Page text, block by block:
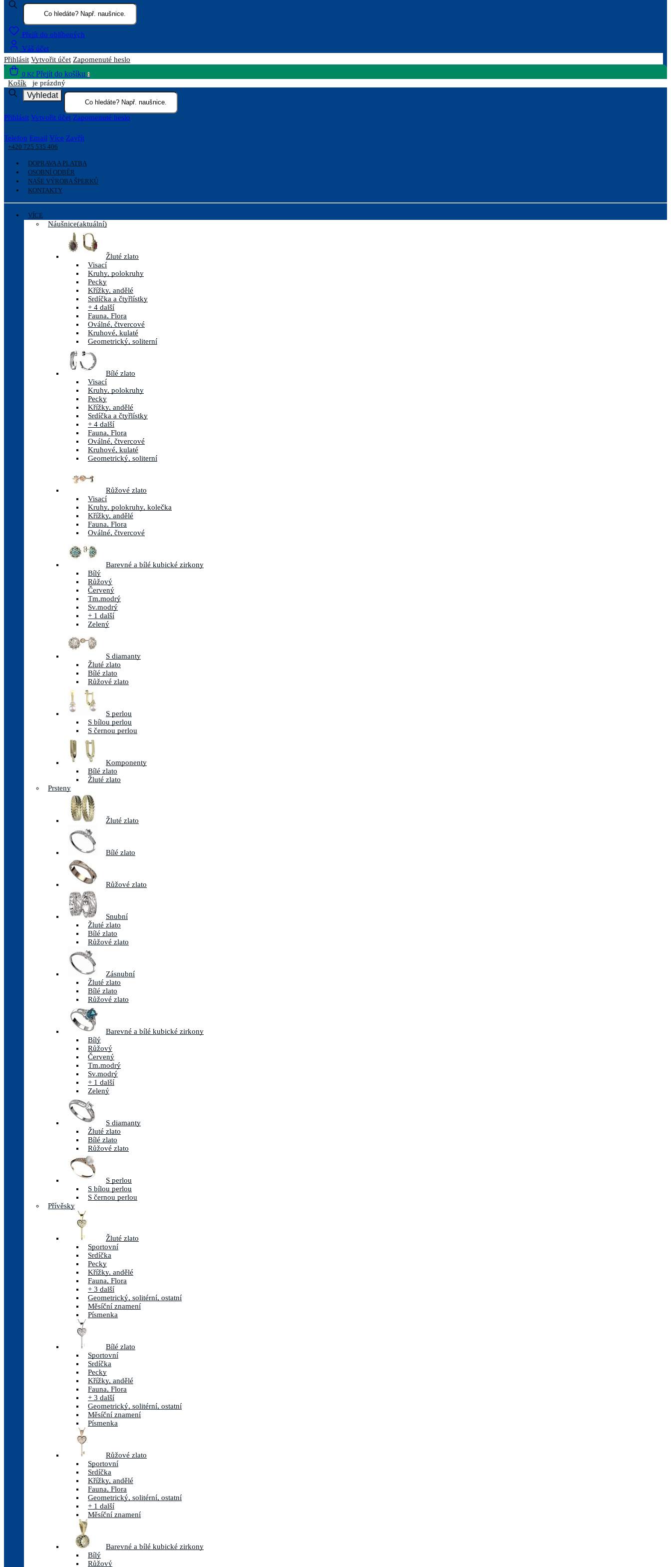
Přejít do oblíbených
Váš účet
Přihlásit Vytvořit účet Zapomenuté heslo
0 Kč Přejít do košíku 0
Košík je prázdný
Vyhledat
Přihlásit Vytvořit účet Zapomenuté heslo
Telefon Email Více Zavřít
+420 725 535 406
DOPRAVA A PLATBA
OSOBNÍ ODBĚR
NAŠE VÝROBA ŠPERKŮ
KONTAKTY
VÍCE
Náušnice(aktuální)
Žluté zlato
Visací
Kruhy, polokruhy
Pecky
Křížky, andělé
Srdíčka a čtyřlístky
+ 4 další
Fauna, Flora
Oválné, čtvercové
Kruhové, kulaté
Geometrický, soliterní
Bílé zlato
Visací
Kruhy, polokruhy
Pecky
Křížky, andělé
Srdíčka a čtyřlístky
+ 4 další
Fauna, Flora
Oválné, čtvercové
Kruhové, kulaté
Geometrický, soliterní
Růžové zlato
Visací
Kruhy, polokruhy, kolečka
Křížky, andělé
Fauna, Flora
Oválné, čtvercové
Barevné a bílé kubické zirkony
Bílý
Růžový
Červený
Tm.modrý
Sv.modrý
+ 1 další
Zelený
S diamanty
Žluté zlato
Bílé zlato
Růžové zlato
S perlou
S bílou perlou
S černou perlou
Komponenty
Bílé zlato
Žluté zlato
Prsteny
Žluté zlato
Bílé zlato
Růžové zlato
Snubní
Žluté zlato
Bílé zlato
Růžové zlato
Zásnubní
Žluté zlato
Bílé zlato
Růžové zlato
Barevné a bílé kubické zirkony
Bílý
Růžový
Červený
Tm.modrý
Sv.modrý
+ 1 další
Zelený
S diamanty
Žluté zlato
Bílé zlato
Růžové zlato
S perlou
S bílou perlou
S černou perlou
Přívěsky
Žluté zlato
Sportovní
Srdíčka
Pecky
Křížky, andělé
Fauna, Flora
+ 3 další
Geometrický, solitérní, ostatní
Měsíční znamení
Písmenka
Bílé zlato
Sportovní
Srdíčka
Pecky
Křížky, andělé
Fauna, Flora
+ 3 další
Geometrický, solitérní, ostatní
Měsíční znamení
Písmenka
Růžové zlato
Sportovní
Srdíčka
Křížky, andělé
Fauna, Flora
Geometrický, solitérní, ostatní
+ 1 další
Měsíční znamení
Barevné a bílé kubické zirkony
Bílý
Růžový